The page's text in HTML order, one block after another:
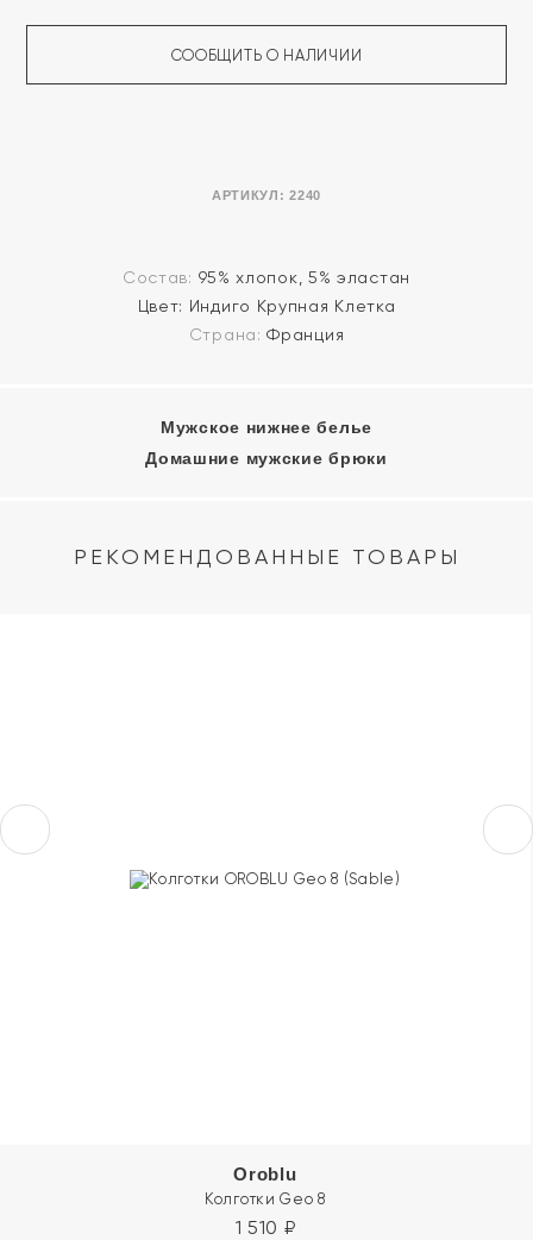
АРТИКУЛ:2240
СООБЩИТЬ О НАЛИЧИИ
Состав: 95% хлопок, 5% эластан
Цвет: Индиго Крупная Клетка
Страна:Франция
Мужское нижнее белье
Домашние мужские брюки
РЕКОМЕНДОВАННЫЕ ТОВАРЫ
Oroblu
Колготки Geo 8
1 510 ₽